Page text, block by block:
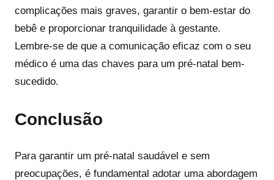
complicações mais graves, garantir o bem-estar do
bebê e proporcionar tranquilidade à gestante.
Lembre-se de que a comunicação eficaz com o seu
médico é uma das chaves para um pré-natal bem-
sucedido.
Conclusão
Para garantir um pré-natal saudável e sem
preocupações, é fundamental adotar uma abordagem